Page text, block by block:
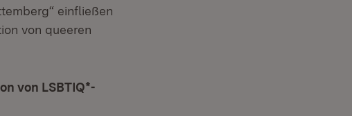
einfließen
von queeren
von LSBTIQ*-